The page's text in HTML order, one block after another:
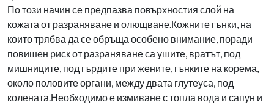
По този начин се предпазва повърхностия слой на
кожата от разраняване и олющване.Кожните гънки, на
които трябва да се обръща особено внимание, поради
повишен риск от разраняване са ушите, вратът, под
мишниците, под гърдите при жените, гънките на корема,
около половите органи, между двата глутеуса, под
колената.Необходимо е измиване с топла вода и сапун и